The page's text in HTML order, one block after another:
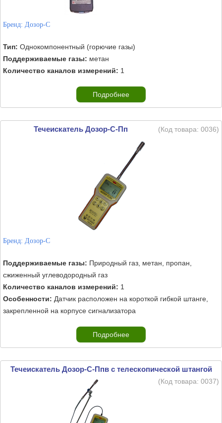
Бренд: Дозор-С
Тип: Однокомпонентный (горючие газы)
Поддерживаемые газы: метан
Количество каналов измерений: 1
Подробнее
Течеискатель Дозор-С-Пп (Код товара: 0036)
Бренд: Дозор-С
Поддерживаемые газы: Природный газ, метан, пропан,
сжиженный углеводородный газ
Количество каналов измерений: 1
Особенности: Датчик расположен на короткой гибкой штанге,
закрепленной на корпусе сигнализатора
Подробнее
Течеискатель Дозор-С-Ппв с телескопической штангой
(Код товара: 0037)